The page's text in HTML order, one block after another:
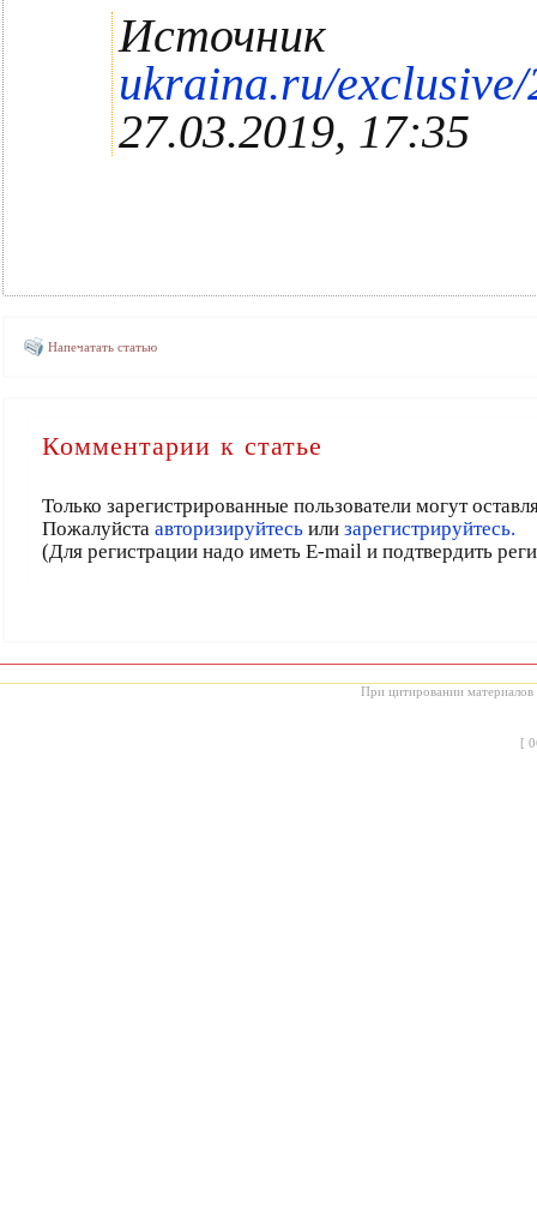
Источник
ukraina.ru/
27.03.2019, 17:35
Напечатать статью
Комментарии к статье
Только зарегистрированные пользователи могут
Пожалуйста авторизируйтесьили зарегистрируйтесь.
(Для регистрации надо иметь E-mail и подтвердить
При цитировании материалов
[